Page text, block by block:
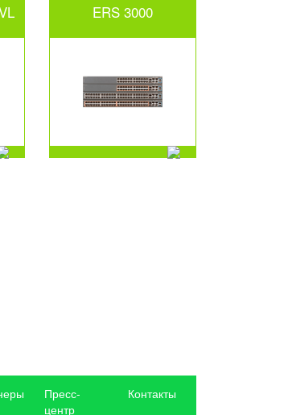
ERS 3000
Пресс-
центр
Контакты